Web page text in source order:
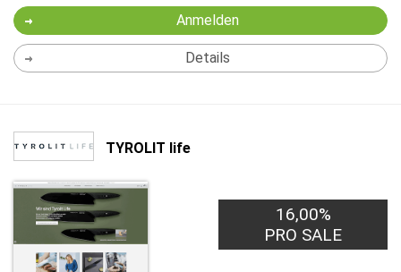
Anmelden
Details
TYROLIT life
16,00%
PRO SALE